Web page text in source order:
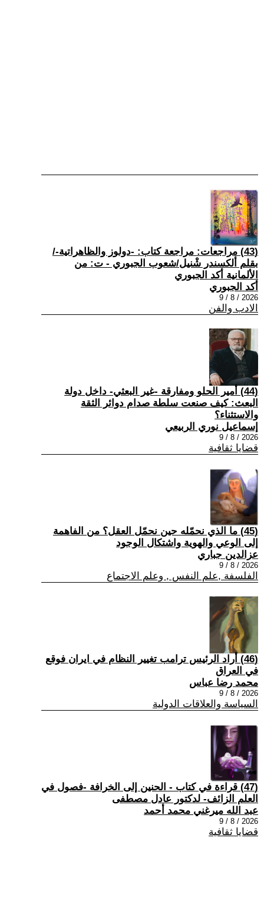
(43) مراجعات: مراجعة كتاب: -دولوز والظاهراتية-/
بقلم ألكسندر شْنيل/شعوب الجبوري - ت: من
الألمانية أكد الجبوري
أكد الجبوري
2026 / 8 / 9
الادب والفن
(44) أمير الحلو ومفارقة -غير البعثي- داخل دولة
البعث: كيف صنعت سلطة صدام دوائر الثقة
والاستثناء؟
إسماعيل نوري الربيعي
2026 / 8 / 9
قضايا ثقافية
(45) ما الذي نحمّله حين نحمّل العقل؟ من الفاهمة
إلى الوعي والهوية واشتكال الوجود
عزالدين جباري
2026 / 8 / 9
الفلسفة ,علم النفس , وعلم الاجتماع
(46) أراد الرئيس ترامب تغيير النظام في ايران فوقع
في العراق
محمد رضا عباس
2026 / 8 / 9
السياسة والعلاقات الدولية
(47) قراءة في كتاب - الحنين إلى الخرافة -فصول في
العلم الزائف- لدكتور عادل مصطفى
عبد الله ميرغني محمد أحمد
2026 / 8 / 9
قضايا ثقافية